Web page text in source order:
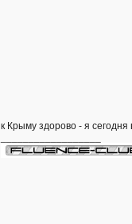
к Крыму здорово - я сегодня